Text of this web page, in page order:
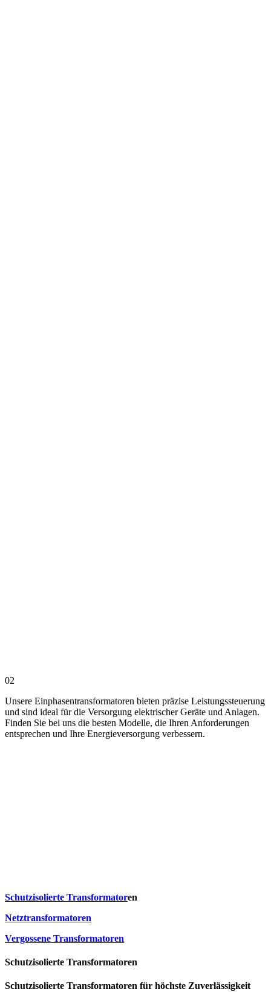
02
Unsere Einphasentransformatoren bieten präzise Leistungssteuerung
und sind ideal für die Versorgung elektrischer Geräte und Anlagen.
Finden Sie bei uns die besten Modelle, die Ihren Anforderungen
entsprechen und Ihre Energieversorgung verbessern.
Schutzisolierte Transformatoren
Netztransformatoren
Vergossene Transformatoren
Schutzisolierte Transformatoren
Schutzisolierte Transformatoren für höchste Zuverlässigkeit